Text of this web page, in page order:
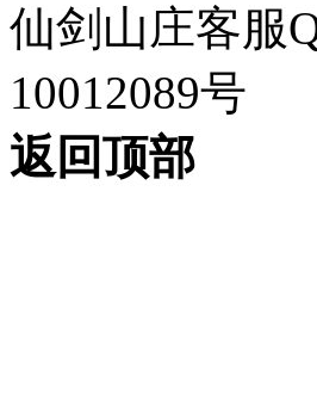
仙剑山庄客服
10012089号
返回顶部